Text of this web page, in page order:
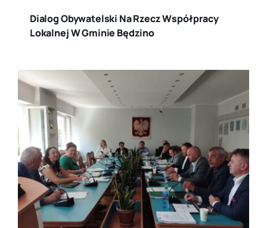
Dialog Obywatelski Na Rzecz Współpracy
Lokalnej W Gminie Będzino